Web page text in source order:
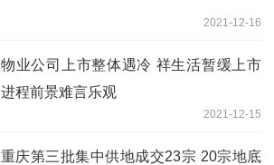
2021-12-16
物业公司上市整体遇冷 祥生活暂缓上市
进程前景难言乐观
2021-12-15
重庆第三批集中供地成交23宗 20宗地底